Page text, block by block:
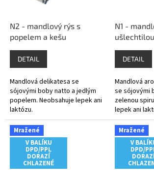
N2 - mandlový rýs s
popelem a kešu
DETAIL
Mandlová delikatesa se
sójovými boby natto a jedlým
popelem. Neobsahuje lepek ani
laktózu.
N1 -
DETAIL
Mandlová
se sójovými
zelenou
lepek ani
Mražené
V BALÍKU
DPD/PPL
DORAZÍ
CHLAZENÉ
Mražené
V
DPD/